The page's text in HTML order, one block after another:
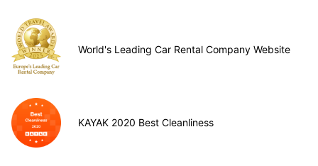
World's Leading Car Rental Company Website
KAYAK 2020 Best Cleanliness